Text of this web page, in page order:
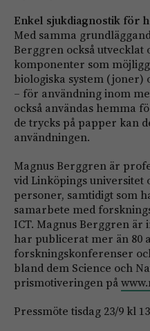
Enkel sjukdiagnostik för
Med samma
Berggren också
komponenter som
biologiska system
– för användning inom
också användas hemma
de trycks på papper kan
användningen.
Magnus Berggren är
vid Linköpings universitet
personer, samtidigt som
samarbete med
ICT. Magnus Berggren är
har publicerat mer än 80
forskningskonferenser
bland dem Science och
prismotiveringen på
Pressmöte tisdag 23/9 kl